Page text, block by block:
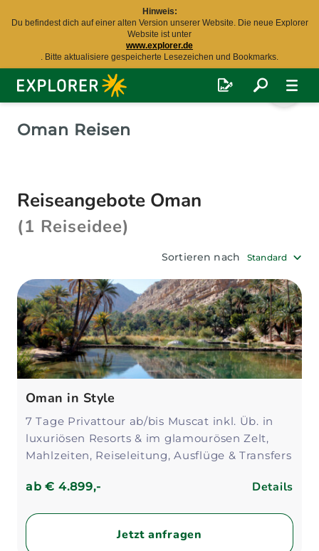
Hinweis:
Du befindest dich auf einer alten Version unserer Website. Die neue Explorer
Website ist unter
www.explorer.de
. Bitte aktualisiere gespeicherte Lesezeichen und Bookmarks.
Explorer
Fernreisen
Oman Reisen
Reiseangebote Oman
(1 Reiseidee)
Sortieren nach Standard
Oman in Style
7 Tage Privattour ab/bis Muscat inkl. Üb. in
luxuriösen Resorts & im glamourösen Zelt,
Mahlzeiten, Reiseleitung, Ausflüge & Transfers
ab€ 4.899,- Details
Jetzt anfragen